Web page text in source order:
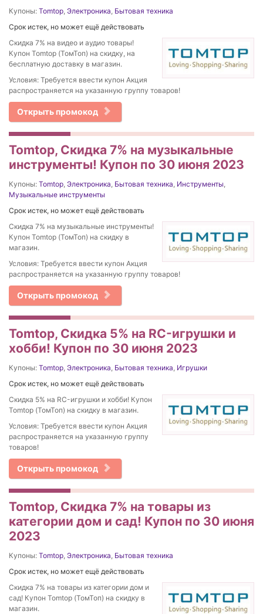
Купоны: Tomtop, Электроника, Бытовая техника
Срок истек, но может ещё действовать
Скидка 7% на видео и аудио товары!
Купон Tomtop (ТомТоп) на скидку, на
бесплатную доставку в магазин.
Условия: Требуется ввести купон Акция
распространяется на указанную группу товаров!
Открыть промокод
Tomtop, Скидка 7% на музыкальные
инструменты! Купон по 30 июня 2023
Купоны: Tomtop, Электроника, Бытовая техника, Инструменты,
Музыкальные инструменты
Срок истек, но может ещё действовать
Скидка 7% на музыкальные инструменты!
Купон Tomtop (ТомТоп) на скидку в
магазин.
Условия: Требуется ввести купон Акция
распространяется на указанную группу товаров!
Открыть промокод
Tomtop, Скидка 5% на RC-игрушки и
хобби! Купон по 30 июня 2023
Купоны: Tomtop, Электроника, Бытовая техника, Игрушки
Срок истек, но может ещё действовать
Скидка 5% на RC-игрушки и хобби! Купон
Tomtop (ТомТоп) на скидку в магазин.
Условия: Требуется ввести купон Акция
распространяется на указанную группу
товаров!
Открыть промокод
Tomtop, Скидка 7% на товары из
категории дом и сад! Купон по 30 июня
2023
Купоны: Tomtop, Электроника, Бытовая техника
Срок истек, но может ещё действовать
Скидка 7% на товары из категории дом и
сад! Купон Tomtop (ТомТоп) на скидку в
магазин.